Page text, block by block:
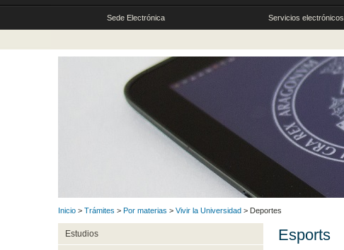
Sede Electrónica Servicios electrónicos
Inicio > Trámites > Por materias > Vivir la Universidad > Deportes
Estudios Esports